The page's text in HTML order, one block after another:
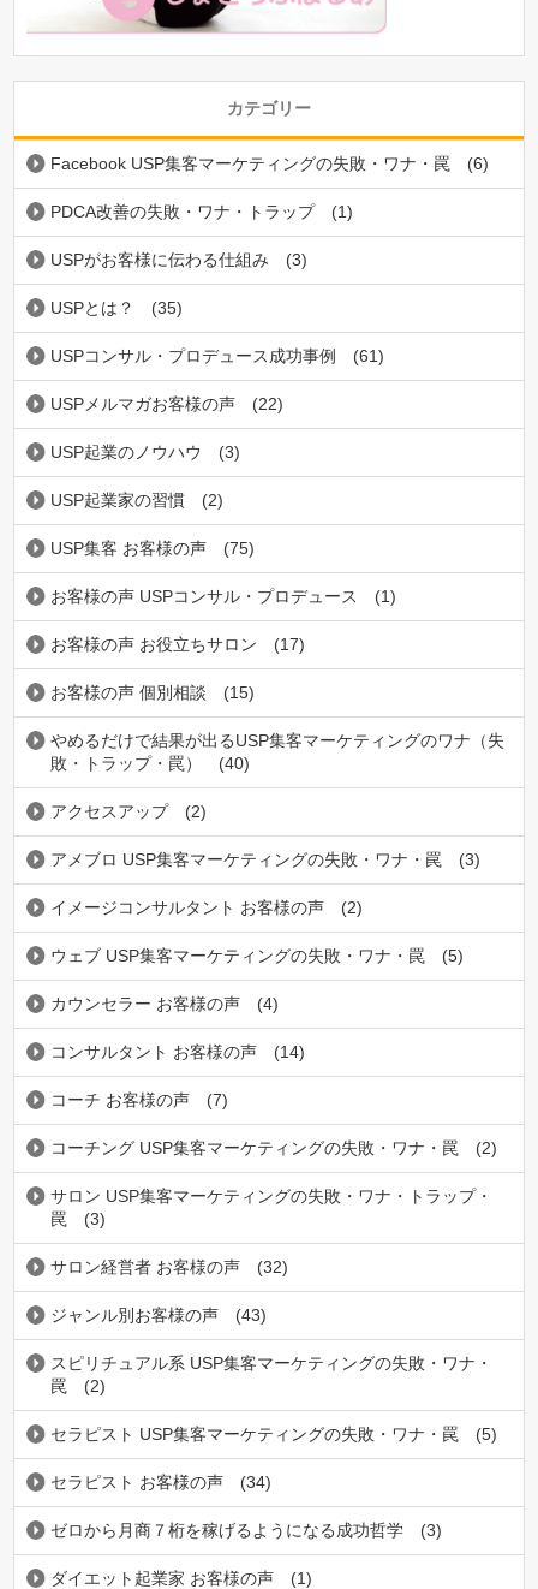
カテゴリー
Facebook USP集客マーケティングの失敗・ワナ・罠 (6)
PDCA改善の失敗・ワナ・トラップ (1)
USPがお客様に伝わる仕組み (3)
USPとは？ (35)
USPコンサル・プロデュース成功事例 (61)
USPメルマガお客様の声 (22)
USP起業のノウハウ (3)
USP起業家の習慣 (2)
USP集客 お客様の声 (75)
お客様の声 USPコンサル・プロデュース (1)
お客様の声 お役立ちサロン (17)
お客様の声 個別相談 (15)
やめるだけで結果が出るUSP集客マーケティングのワナ（失
敗・トラップ・罠）
(40)
アクセスアップ (2)
アメブロ USP集客マーケティングの失敗・ワナ・罠 (3)
イメージコンサルタント お客様の声 (2)
ウェブ USP集客マーケティングの失敗・ワナ・罠 (5)
カウンセラー お客様の声 (4)
コンサルタント お客様の声 (14)
コーチ お客様の声 (7)
コーチング USP集客マーケティングの失敗・ワナ・罠 (2)
サロン USP集客マーケティングの失敗・ワナ・トラップ・
罠
(3)
サロン経営者 お客様の声 (32)
ジャンル別お客様の声 (43)
スピリチュアル系 USP集客マーケティングの失敗・ワナ・
罠
(2)
セラピスト USP集客マーケティングの失敗・ワナ・罠 (5)
セラピスト お客様の声 (34)
ゼロから月商７桁を稼げるようになる成功哲学 (3)
ダイエット起業家 お客様の声 (1)